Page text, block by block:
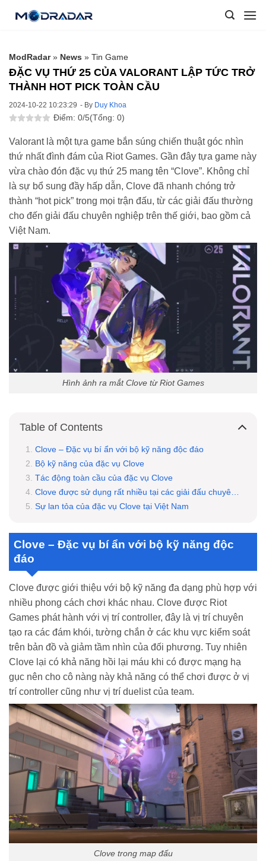
ModRadar» News » Tin Game
ĐẶC VỤ THỨ 25 CỦA VALORANT LẬP TỨC TRỞ
THÀNH HOT PICK TOÀN CẦU
2024-10-22 10:23:29 - By Duy Khoa
Điểm: 0/5(Tổng: 0)
Valorant là một tựa game bắn súng chiến thuật góc nhìn
thứ nhất đình đám của Riot Games. Gần đây tựa game này
vừa chào đón đặc vụ thứ 25 mang tên “Clove”. Không chỉ
là sự bổ sung đầy hấp dẫn, Clove đã nhanh chóng trở
thành “hot pick” trong mọi trận đấu, từ các giải đấu thường
cho đến giải đấu chuyên nghiệp trên thế giới, bao gồm cả
Việt Nam.
Hình ảnh ra mắt Clove từ Riot Games
Table of Contents
Clove – Đặc vụ bí ẩn với bộ kỹ năng độc đáo
Bộ kỹ năng của đặc vụ Clove
Tác động toàn cầu của đặc vụ Clove
Clove được sử dụng rất nhiều tại các giải đấu chuyên nghiệp
Sự lan tỏa của đặc vụ Clove tại Việt Nam
Clove – Đặc vụ bí ẩn với bộ kỹ năng độc
đáo
Clove được giới thiệu với bộ kỹ năng đa dạng phù hợp với
nhiều phong cách chơi khác nhau. Clove được Riot
Games phát hành với vị trí controller, đây là vị trí chuyên
tạo ra các đám khói, tường chắn ở các khu vực kiểm soát
trên bản đồ và giảm tầm nhìn của đối phương. Tuy nhiên
Clove lại có khả năng hồi lại máu khi có được mạng hạ
gục nên cho cô nàng này khả năng có thể chơi được ở vị
trí controller cũng như vị trí duelist của team.
Clove trong map đấu